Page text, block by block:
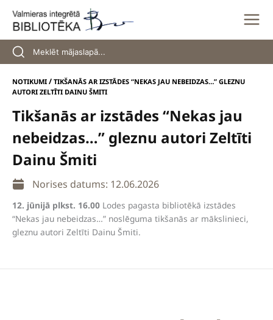
content
NOTIKUMI / TIKŠANĀS AR IZSTĀDES “NEKAS JAU NEBEIDZAS…” GLEZNU
AUTORI ZELTĪTI DAINU ŠMITI
Tikšanās ar izstādes “Nekas jau
nebeidzas…” gleznu autori Zeltīti
Dainu Šmiti
Norises datums: 12.06.2026
12. jūnijā plkst. 16.00 Lodes pagasta bibliotēkā izstādes
“Nekas jau nebeidzas…” noslēguma tikšanās ar mākslinieci,
gleznu autori Zeltīti Dainu Šmiti.